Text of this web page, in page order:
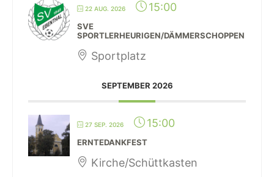
22 AUG. 2026 15:00
SVE
SPORTLERHEURIGEN/DÄMMERSCHOPPEN
Sportplatz
SEPTEMBER 2026
27 SEP. 2026 15:00
ERNTEDANKFEST
Kirche/Schüttkasten